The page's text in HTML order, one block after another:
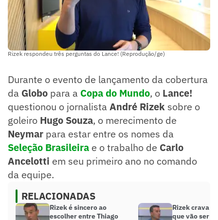
Rizek respondeu três perguntas do Lance! (Reprodução/ge)
Durante o evento de lançamento da cobertura
da Globo para a Copa do Mundo, o Lance!
questionou o jornalista André Rizek sobre o
goleiro Hugo Souza, o merecimento de
Neymar para estar entre os nomes da
Seleção Brasileira e o trabalho de Carlo
Ancelotti em seu primeiro ano no comando
da equipe.
RELACIONADAS
Rizek é sincero ao
escolher entre Thiago
Rizek crava
que vão ser